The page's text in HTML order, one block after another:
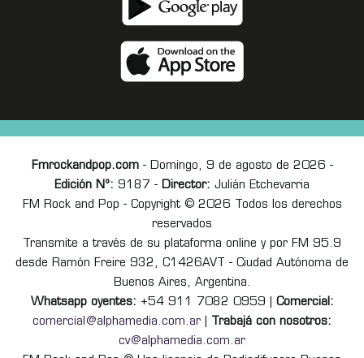
Fmrockandpop.com- Domingo, 9 de agosto de 2026 -
Edición Nº: 9187 - Director: Julián Etchevarria
FM Rock and Pop - Copyright © 2026 Todos los derechos
reservados
Transmite a través de su plataforma online y por FM 95.9
desde Ramón Freire 932, C1426AVT - Ciudad Autónoma de
Buenos Aires, Argentina.
Whatsapp oyentes: +54 911 7082 0959 | Comercial:
comercial@alphamedia.com.ar
Trabajá con nosotros:
cv@alphamedia.com.ar